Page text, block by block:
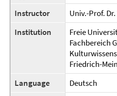
Instructor
Univ.-Prof.
Institution
Freie
Fachbereich
Friedrich-
Language
Deutsch